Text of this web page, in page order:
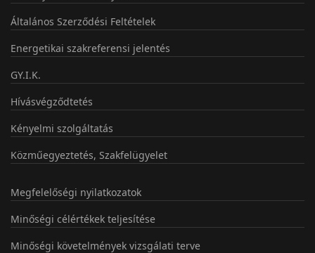
Általános Szerződési Feltételek
Energetikai szakreferensi jelentés
GY.I.K.
Hívásvégződtetés
Kényelmi szolgáltatás
Közműegyeztetés, Szakfelügyelet
Megfelelőségi nyilatkozatok
Minőségi célértékek teljesítése
Minőségi követelmények vizsgálati terve